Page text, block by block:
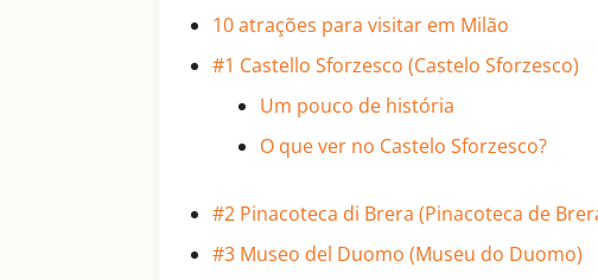
10 atrações para visitar em Milão
#1 Castello Sforzesco (Castelo Sforzesco)
Um pouco de história
O que ver no Castelo Sforzesco?
#2 Pinacoteca di Brera (Pinacoteca de
#3 Museo del Duomo (Museu do Duomo)